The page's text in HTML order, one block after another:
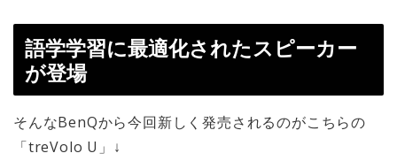
語学学習に最適化されたスピーカー
が登場
そんなBenQから今回新しく発売されるのがこちらの
「treVolo U」↓